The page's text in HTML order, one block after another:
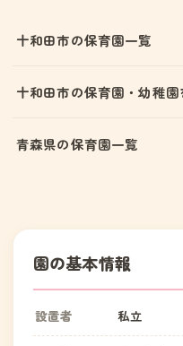
十和田市の保育園一覧
十和田市の保育園・幼稚園
青森県の保育園一覧
園の基本情報
設置者 私立